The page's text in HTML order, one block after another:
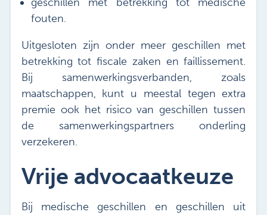
fouten.
Uitgesloten zijn onder meer geschillen met
betrekking tot fiscale zaken en faillissement.
Bij samenwerkingsverbanden, zoals
maatschappen, kunt u meestal tegen extra
premie ook het risico van geschillen tussen
de samenwerkingspartners onderling
verzekeren.
Vrije advocaatkeuze
Bij medische geschillen en geschillen uit